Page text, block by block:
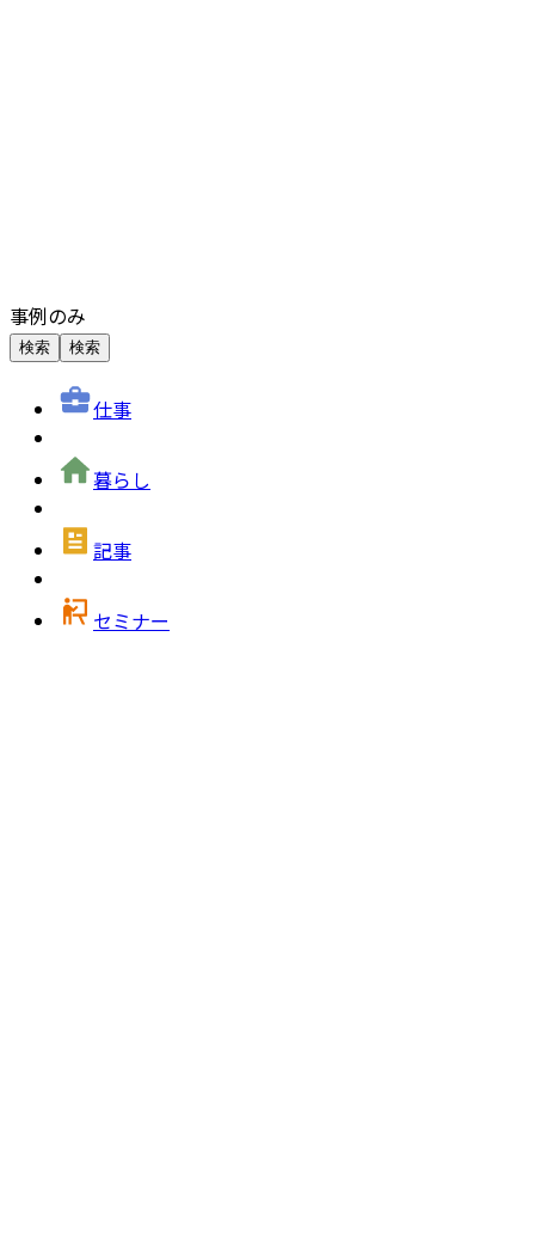
事例のみ
検索 検索
仕事
暮らし
記事
セミナー